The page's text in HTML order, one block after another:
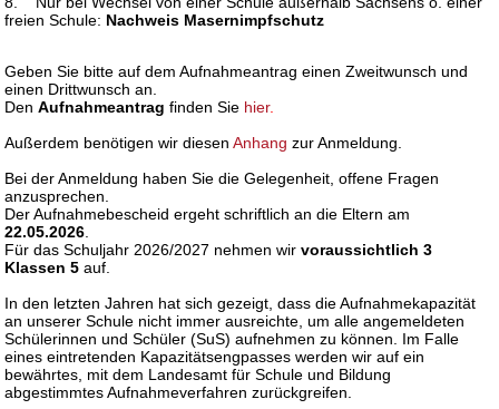
freien Schule: Nachweis Masernimpfschutz
Geben Sie bitte auf dem Aufnahmeantrag einen Zweitwunsch und
einen Drittwunsch an.
DenAufnahmeantrag finden Sie hier.
Außerdem benötigen wir diesenAnhang zur Anmeldung.
Bei der Anmeldung haben Sie die Gelegenheit, offene Fragen
anzusprechen.
Der Aufnahmebescheid ergeht schriftlich an die Eltern am
22.05.2026
Für das Schuljahr 2026/2027 nehmen wirvoraussichtlich 3
Klassen 5 auf.
In den letzten Jahren hat sich gezeigt, dass die Aufnahmekapazität
an unserer Schule nicht immer ausreichte, um alle angemeldeten
Schülerinnen und Schüler (SuS) aufnehmen zu können. Im Falle
eines eintretenden Kapazitätsengpasses werden wir auf ein
bewährtes, mit dem Landesamt für Schule und Bildung
abgestimmtes Aufnahmeverfahren zurückgreifen.